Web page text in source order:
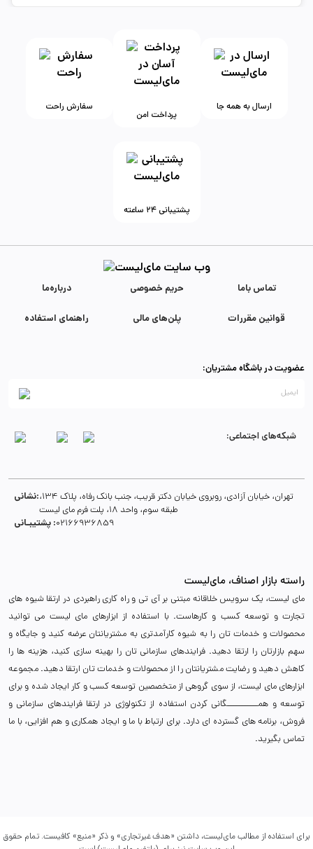
سفارش راحت
پرداخت امن
ارسال به همه جا
پشتیبانی ۲۴ ساعته
درباره‌ما حریم خصوصی تماس با‌ما
راهنمای استفاده پلن‌های مالی قوانین مقررات
عضویت در باشگاه مشتریان:
شبکه‌های اجتماعی:
نشانی:تهران، خیابان آزادی، روبروی خیابان دکتر قریب، جنب بانک رفاه، پلاک 134،
طبقه سوم، واحد 18، پلت فرم مای لیست
پشتیبـانی :02166936859
راسته بازار اصناف، مای‌لیست
مای لیست، یک سرویس خلاقانه مبتنی بر آی تی و راه کاری راهبردی در ارتقا شیوه های
تجارت و توسعه کسب و کارهاست. با استفاده از ابزارهای مای لیست می توانید
محصولات و خدمات تان را به شیوه کارآمدتری به مشتریانتان عرضه کنید و جایگاه و
سهم بازارتان را ارتقا دهید. فرایندهای سازمانی تان را بهینه سازی کنید، هزینه ها را
کاهش دهید و رضایت مشتریانتان را از محصولات و خدمات تان ارتقا دهید. مجموعه
ابزارهای مای لیست، از سوی گروهی از متخصصین توسعه کسب و کار ایجاد شده و برای
توسعه و همـــــــــــگانی کردن استفاده از تکنولوژی در ارتقا فرایندهای سازمانی و
فروش، برنامه های گسترده ای دارد. برای ارتباط با ما و ایجاد همکاری و هم افزایی، با ما
تماس بگیرید.
برای استفاده از مطالب مای‌لیست، داشتن «هدف غیرتجاری» و ذکر «منبع» کافیست. تمام حقوق